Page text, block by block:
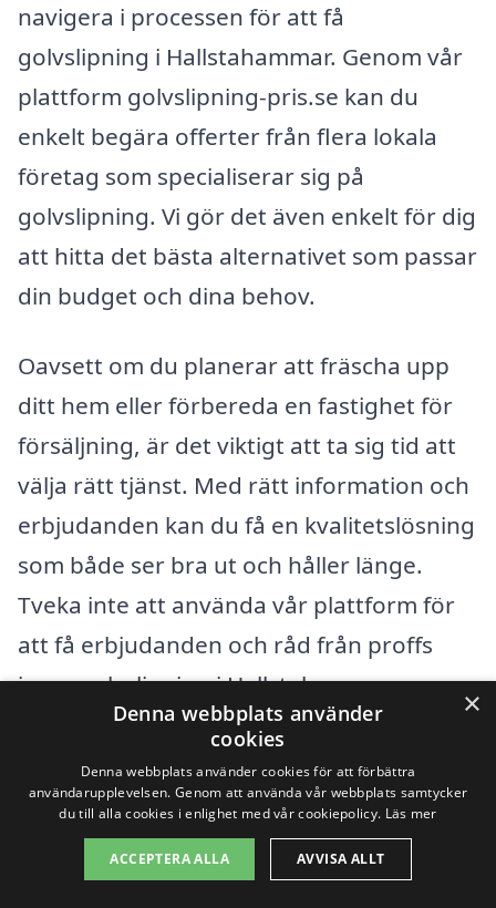
navigera i processen för att få
golvslipning i Hallstahammar. Genom vår
plattform golvslipning-pris.se kan du
enkelt begära offerter från flera lokala
företag som specialiserar sig på
golvslipning. Vi gör det även enkelt för dig
att hitta det bästa alternativet som passar
din budget och dina behov.
Oavsett om du planerar att fräscha upp
ditt hem eller förbereda en fastighet för
försäljning, är det viktigt att ta sig tid att
välja rätt tjänst. Med rätt information och
erbjudanden kan du få en kvalitetslösning
som både ser bra ut och håller länge.
Tveka inte att använda vår plattform för
att få erbjudanden och råd från proffs
inom golvslipning i Hallstahammar.
Få 3 erbjudanden, gratis och utan
förpliktelser
×
Denna webbplats använder
cookies
Denna webbplats använder cookies för att förbättra
användarupplevelsen. Genom att använda vår webbplats samtycker
du till alla cookies i enlighet med vår cookiepolicy. Läs mer
ACCEPTERA ALLA AVVISA ALLT